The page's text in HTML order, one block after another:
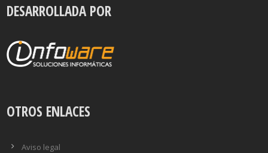
DESARROLLADA POR
OTROS ENLACES
Aviso legal